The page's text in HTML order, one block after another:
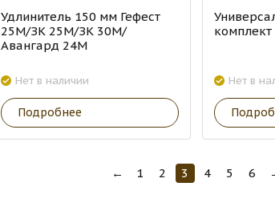
Удлинитель 150 мм Гефест
25М/ЗК 25М/ЗК 30М/
Авангард 24М
Нет в наличии
Подробнее
комплект
Нет в
← 1 2 3 4 5 6